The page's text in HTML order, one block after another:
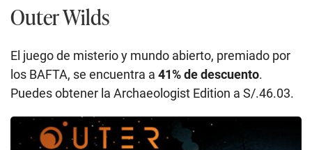
Outer Wilds
El juego de misterio y mundo abierto, premiado por
los BAFTA, se encuentra a 41% de descuento.
Puedes obtener la Archaeologist Edition a S/.46.03.